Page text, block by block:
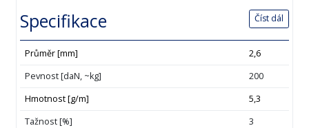
Číst dál
Specifikace
Průměr [mm]
2,6
Pevnost [daN, ~kg]
200
Hmotnost [g/m]
5,3
Tažnost [%]
3